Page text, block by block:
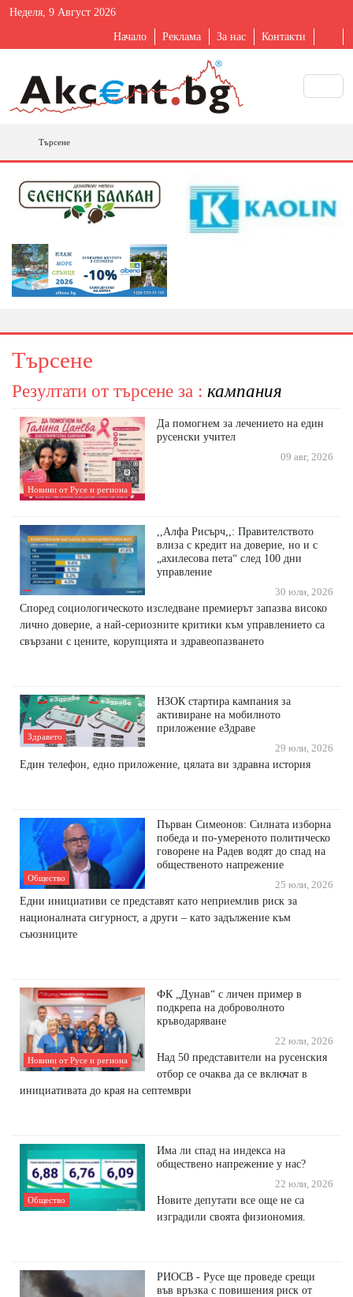
Неделя, 9 Август 2026
Начало Реклама За нас Контакти
Търсене
Търсене
Резултати от търсене за : кампания
Новини от Русе и региона
Да помогнем за лечението на един
русенски учител
09 авг, 2026
,,Алфа Рисърч,,: Правителството
влиза с кредит на доверие, но и с
„ахилесова пета“ след 100 дни
управление
30 юли, 2026
Според социологическото изследване премиерът запазва високо
лично доверие, а най-сериозните критики към управлението са
свързани с цените, корупцията и здравеопазването
Здравето
НЗОК стартира кампания за
активиране на мобилното
приложение еЗдраве
29 юли, 2026
Един телефон, едно приложение, цялата ви здравна история
Общество
Първан Симеонов: Силната изборна
победа и по-умереното политическо
говорене на Радев водят до спад на
общественото напрежение
25 юли, 2026
Едни инициативи се представят като неприемлив риск за
националната сигурност, а други – като задължение към
съюзниците
Новини от Русе и региона
ФК „Дунав“ с личен пример в
подкрепа на доброволното
кръводаряване
22 юли, 2026
Над 50 представители на русенския
отбор се очаква да се включат в
инициативата до края на септември
Общество
Има ли спад на индекса на
обществено напрежение у нас?
22 юли, 2026
Новите депутати все още не са
изградили своята физиономия.
РИОСВ - Русе ще проведе срещи
във връзка с повишения риск от